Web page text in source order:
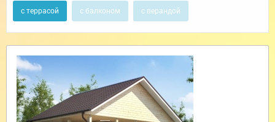
с террасой с балконом с верандой